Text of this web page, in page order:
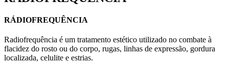
RÁDIOFREQUÊNCIA
Radiofrequência é um tratamento estético utilizado no combate à
flacidez do rosto ou do corpo, rugas, linhas de expressão, gordura
localizada, celulite e estrias.